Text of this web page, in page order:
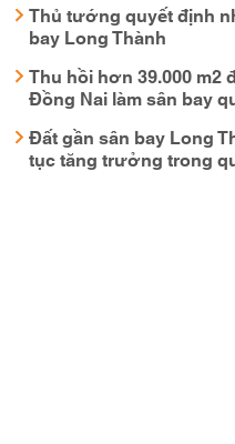
Thủ tướng quyết định
bay Long Thành
Thu hồi hơn 39.000 m2
Đồng Nai làm sân bay
Đất gần sân bay Long
tục tăng trưởng trong